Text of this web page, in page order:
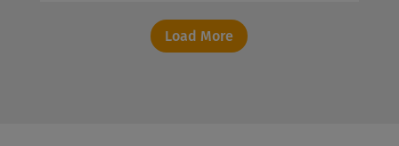
Load More